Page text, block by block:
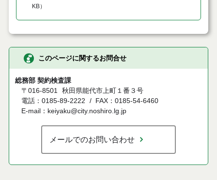
KB）
このページに関するお問合せ
総務部 契約検査課
〒016-8501 秋田県能代市上町１番３号
電話：0185-89-2222
FAX：0185-54-6460
E-mail：keiyaku@city.noshiro.lg.jp
メールでのお問い合わせ